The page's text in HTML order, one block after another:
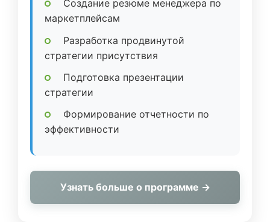
Создание резюме менеджера по
маркетплейсам
Разработка продвинутой
стратегии присутствия
Подготовка презентации
стратегии
Формирование отчетности по
эффективности
Узнать больше о программе →